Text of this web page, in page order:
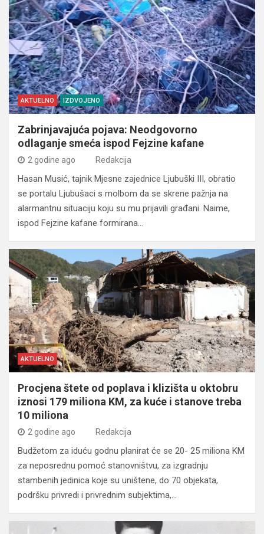
AKTUELNO IZDVOJENO
Zabrinjavajuća pojava: Neodgovorno
odlaganje smeća ispod Fejzine kafane
2 godine ago Redakcija
Hasan Musić, tajnik Mjesne zajednice Ljubuški III, obratio
se portalu Ljubušaci s molbom da se skrene pažnja na
alarmantnu situaciju koju su mu prijavili građani. Naime,
ispod Fejzine kafane formirana…
AKTUELNO
Procjena štete od poplava i klizišta u oktobru
iznosi 179 miliona KM, za kuće i stanove treba
10 miliona
2 godine ago Redakcija
Budžetom za iduću godnu planirat će se 20- 25 miliona KM
za neposrednu pomoć stanovništvu, za izgradnju
stambenih jedinica koje su uništene, do 70 objekata,
podršku privredi i privrednim subjektima,…